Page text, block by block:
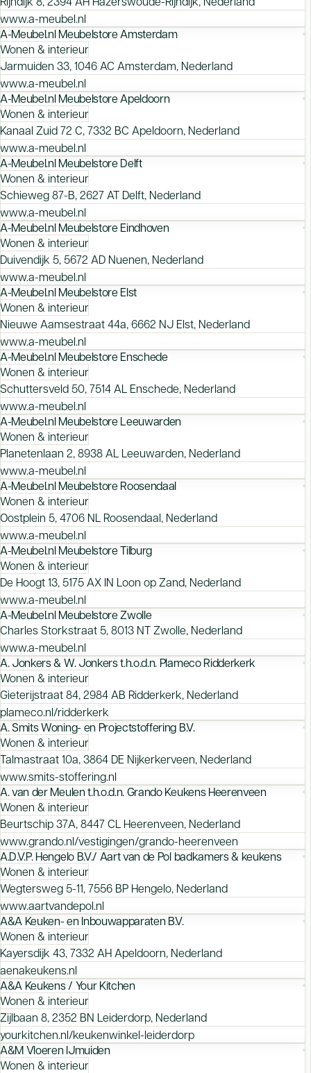
www.a-meubel.nl
A-Meubel.nl Meubelstore Amsterdam
Wonen & interieur
Jarmuiden 33, 1046 AC Amsterdam, Nederland
www.a-meubel.nl
A-Meubel.nl Meubelstore Apeldoorn
Wonen & interieur
Kanaal Zuid 72 C, 7332 BC Apeldoorn, Nederland
www.a-meubel.nl
A-Meubel.nl Meubelstore Delft
Wonen & interieur
Schieweg 87-B, 2627 AT Delft, Nederland
www.a-meubel.nl
A-Meubel.nl Meubelstore Eindhoven
Wonen & interieur
Duivendijk 5, 5672 AD Nuenen, Nederland
www.a-meubel.nl
A-Meubel.nl Meubelstore Elst
Wonen & interieur
Nieuwe Aamsestraat 44a, 6662 NJ Elst, Nederland
www.a-meubel.nl
A-Meubel.nl Meubelstore Enschede
Wonen & interieur
Schuttersveld 50, 7514 AL Enschede, Nederland
www.a-meubel.nl
A-Meubel.nl Meubelstore Leeuwarden
Wonen & interieur
Planetenlaan 2, 8938 AL Leeuwarden, Nederland
www.a-meubel.nl
A-Meubel.nl Meubelstore Roosendaal
Wonen & interieur
Oostplein 5, 4706 NL Roosendaal, Nederland
www.a-meubel.nl
A-Meubel.nl Meubelstore Tilburg
Wonen & interieur
De Hoogt 13, 5175 AX IN Loon op Zand, Nederland
www.a-meubel.nl
A-Meubel.nl Meubelstore Zwolle
Charles Storkstraat 5, 8013 NT Zwolle, Nederland
www.a-meubel.nl
A. Jonkers & W. Jonkers t.h.o.d.n. Plameco Ridderkerk
Wonen & interieur
Gieterijstraat 84, 2984 AB Ridderkerk, Nederland
plameco.nl/ridderkerk
A. Smits Woning- en Projectstoffering B.V.
Wonen & interieur
Talmastraat 10a, 3864 DE Nijkerkerveen, Nederland
www.smits-stoffering.nl
A. van der Meulen t.h.o.d.n. Grando Keukens Heerenveen
Wonen & interieur
Beurtschip 37A, 8447 CL Heerenveen, Nederland
www.grando.nl/vestigingen/grando-heerenveen
A.D.V.P. Hengelo B.V./ Aart van de Pol badkamers & keukens
Wonen & interieur
Wegtersweg 5-11, 7556 BP Hengelo, Nederland
www.aartvandepol.nl
A&A Keuken- en Inbouwapparaten B.V.
Wonen & interieur
Kayersdijk 43, 7332 AH Apeldoorn, Nederland
aenakeukens.nl
A&A Keukens / Your Kitchen
Wonen & interieur
Zijlbaan 8, 2352 BN Leiderdorp, Nederland
yourkitchen.nl/keukenwinkel-leiderdorp
A&M Vloeren IJmuiden
Wonen & interieur